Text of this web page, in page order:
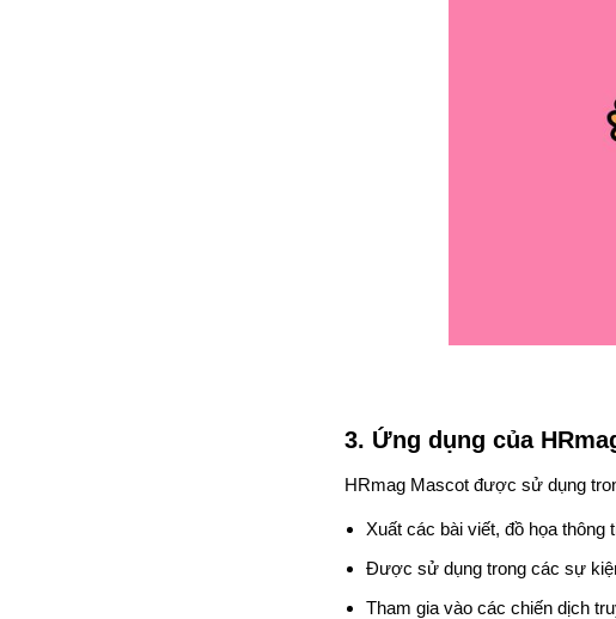
3. Ứng dụng của
HRmag Mascot được sử dụng
Xuất các bài viết, đồ họa thông
Được sử dụng trong các sự
Tham gia vào các chiến dịch